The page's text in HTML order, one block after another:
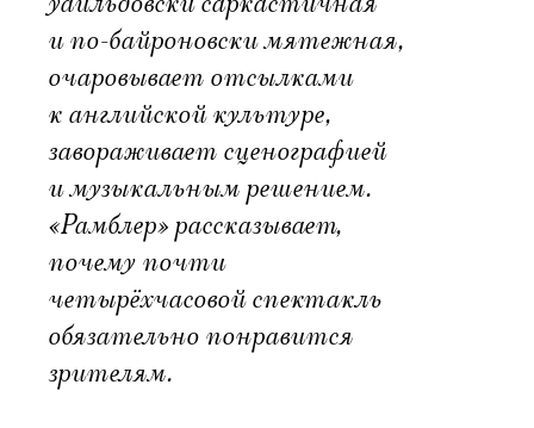
и по-байроновски мятежная,
очаровывает отсылками
к английской культуре,
завораживает сценографией
и музыкальным решением.
«Рамблер» рассказывает,
почему почти
четырёхчасовой спектакль
обязательно понравится
зрителям.